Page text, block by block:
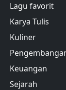
Lagu favorit
Karya Tulis
Kuliner
Keuangan
Sejarah